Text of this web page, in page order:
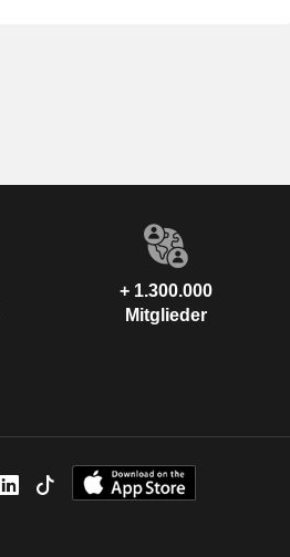
+ 1.300.000
Mitglieder